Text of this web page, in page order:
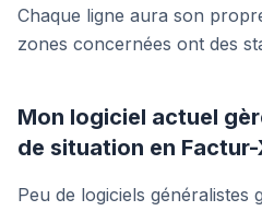
Chaque ligne aura son
zones concernées ont des
Mon logiciel actuel
de situation en Factur-
Peu de logiciels généralistes